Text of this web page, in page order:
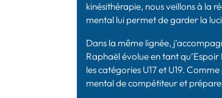
kinésithérapie, nous veillons à la
mental lui permet de garder la
Dans la même lignée,
Raphaël évolue en tant
les catégories U17 et U19.
mental de compétiteur et